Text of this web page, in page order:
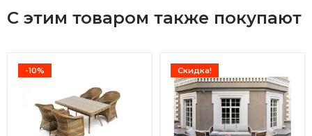
С этим товаром также покупают
-10% Скидка!